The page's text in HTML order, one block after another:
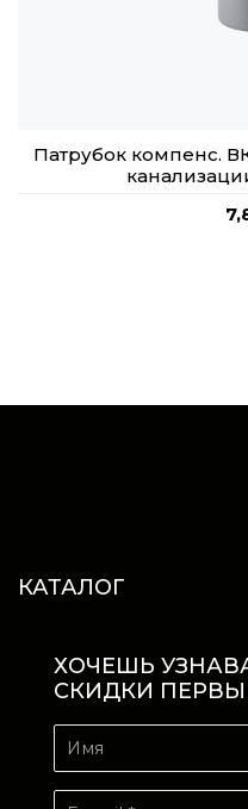
Патрубок компенс.
КАТАЛОГ
ХОЧЕШЬ
СКИДКИ